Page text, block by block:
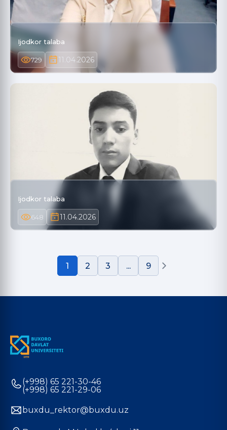
Ijodkor talaba
729 11.04.2026
Ijodkor talaba
648 11.04.2026
1 2 3 ... 9
(+998) 65 221-30-46
(+998) 65 221-29-06
buxdu_rektor@buxdu.uz